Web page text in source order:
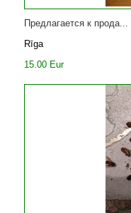
Предлагается к прода...
Rīga
15.00 Eur